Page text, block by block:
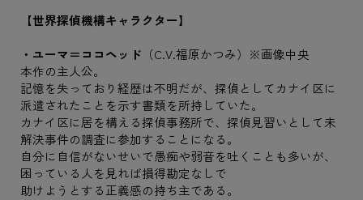
【世界探偵機構キャラクター】
・ユーマ＝ココヘッド （C.V.福原かつみ）※画像中央
本作の主人公。
記憶を失っており経歴は不明だが、探偵としてカナイ区に
派遣されたことを示す書類を所持していた。
カナイ区に居を構える探偵事務所で、探偵見習いとして未
解決事件の調査に参加することになる。
自分に自信がないせいで愚痴や弱音を吐くことも多いが、
困っている人を見れば損得勘定なしで
助けようとする正義感の持ち主である。